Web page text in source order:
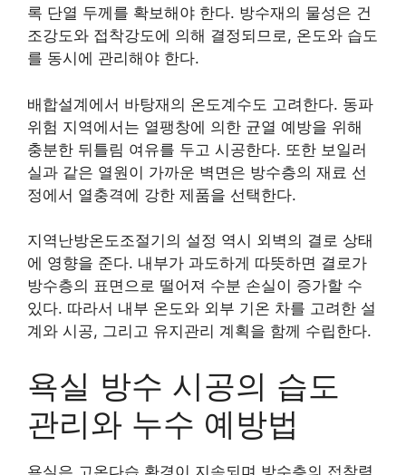
록 단열 두께를 확보해야 한다. 방수재의 물성은 건
조강도와 접착강도에 의해 결정되므로, 온도와 습도
를 동시에 관리해야 한다.
배합설계에서 바탕재의 온도계수도 고려한다. 동파
위험 지역에서는 열팽창에 의한 균열 예방을 위해
충분한 뒤틀림 여유를 두고 시공한다. 또한 보일러
실과 같은 열원이 가까운 벽면은 방수층의 재료 선
정에서 열충격에 강한 제품을 선택한다.
지역난방온도조절기의 설정 역시 외벽의 결로 상태
에 영향을 준다. 내부가 과도하게 따뜻하면 결로가
방수층의 표면으로 떨어져 수분 손실이 증가할 수
있다. 따라서 내부 온도와 외부 기온 차를 고려한 설
계와 시공, 그리고 유지관리 계획을 함께 수립한다.
욕실 방수 시공의 습도
관리와 누수 예방법
욕실은 고온다습 환경이 지속되며 방수층의 접착력